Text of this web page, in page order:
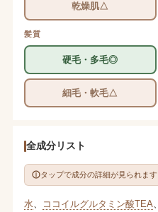
乾燥肌△
髪質
硬毛・多毛◎
細毛・軟毛△
全成分リスト
タップで成分の詳細が見られます
水 ココイルグルタミン酸TEA